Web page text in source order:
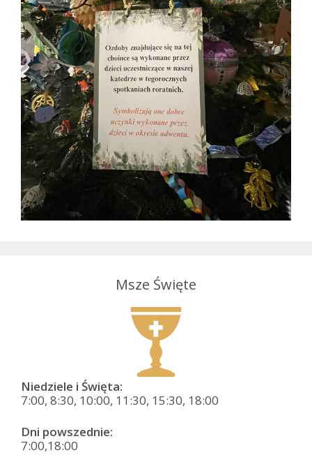
Msze Święte
Niedziele i Święta:
7:00, 8:30, 10:00, 11:30, 15:30, 18:00
Dni powszednie:
7:00,18:00